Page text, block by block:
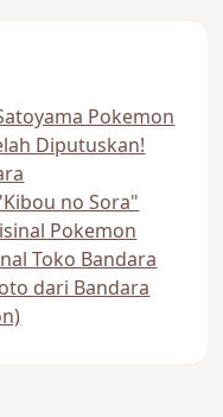
Pokemon
Diputuskan!
no Sora"
Pokemon
Toko Bandara
dari Bandara